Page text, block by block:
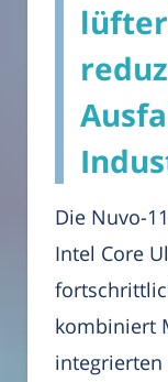
Die Nuvo-
Intel Core
kombiniert
integrierten